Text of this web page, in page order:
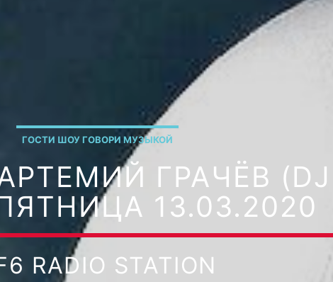
ГОСТИ ШОУ ГОВОРИ МУЗЫКОЙ
ГРАЧЁВ (DJ
13.03.2020
RADIO STATION